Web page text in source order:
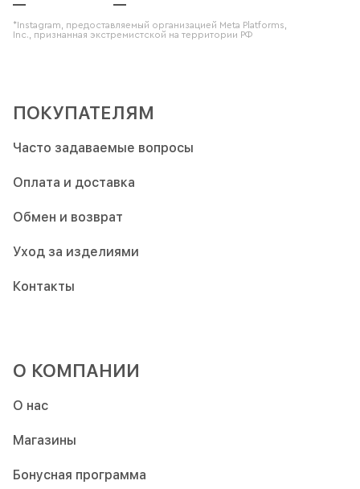
*Instagram, предоставляемый организацией Meta Platforms,
Inc., признанная экстремистской на территории РФ
ПОКУПАТЕЛЯМ
Часто задаваемые вопросы
Оплата и доставка
Обмен и возврат
Уход за изделиями
Контакты
О КОМПАНИИ
О нас
Магазины
Бонусная программа